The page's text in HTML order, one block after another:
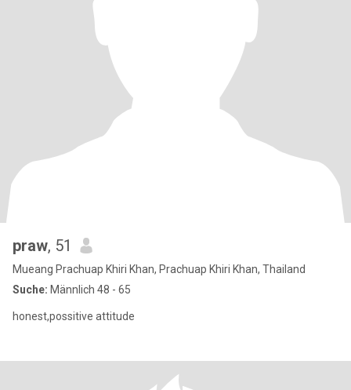
praw, 51
Mueang Prachuap Khiri Khan, Prachuap Khiri Khan, Thailand
Suche: Männlich 48 - 65
honest,possitive attitude